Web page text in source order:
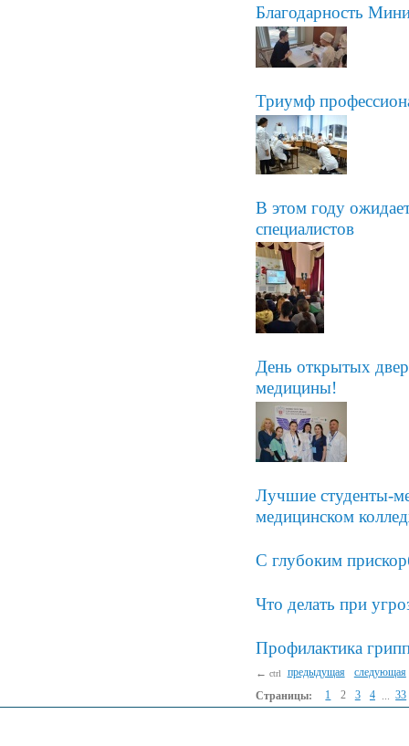
Благодарность
Триумф
В этом году
специалистов
День открытых
медицины!
Лучшие студенты-
медицинском
С глубоким
Что делать при
Профилактика
← ctrl предыдущая
следующая
Страницы:
1 2 3 4 ... 33